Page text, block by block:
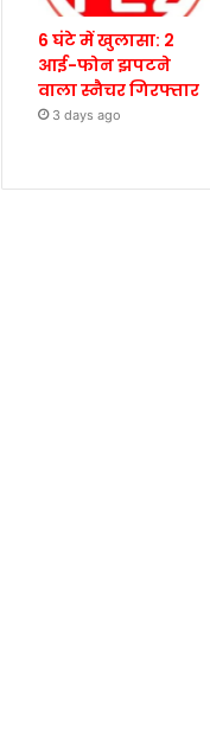
6 घंटे में खुलासा: 2
आई-फोन झपटने
वाला स्नैचर गिरफ्तार
3 days ago